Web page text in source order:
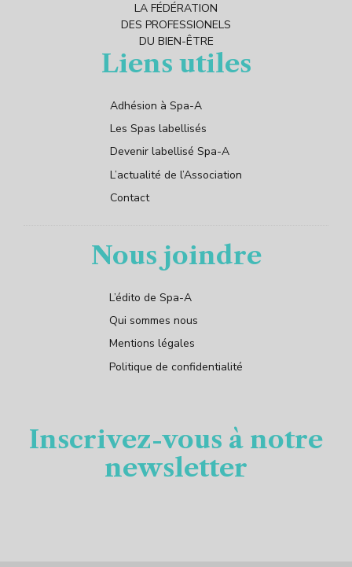
LA FÉDÉRATION
DES PROFESSIONELS
DU BIEN-ÊTRE
Liens utiles
Adhésion à Spa-A
Les Spas labellisés
Devenir labellisé Spa-A
L’actualité de l’Association
Contact
Nous joindre
L’édito de Spa-A
Qui sommes nous
Mentions légales
Politique de confidentialité
Inscrivez-vous à notre
newsletter